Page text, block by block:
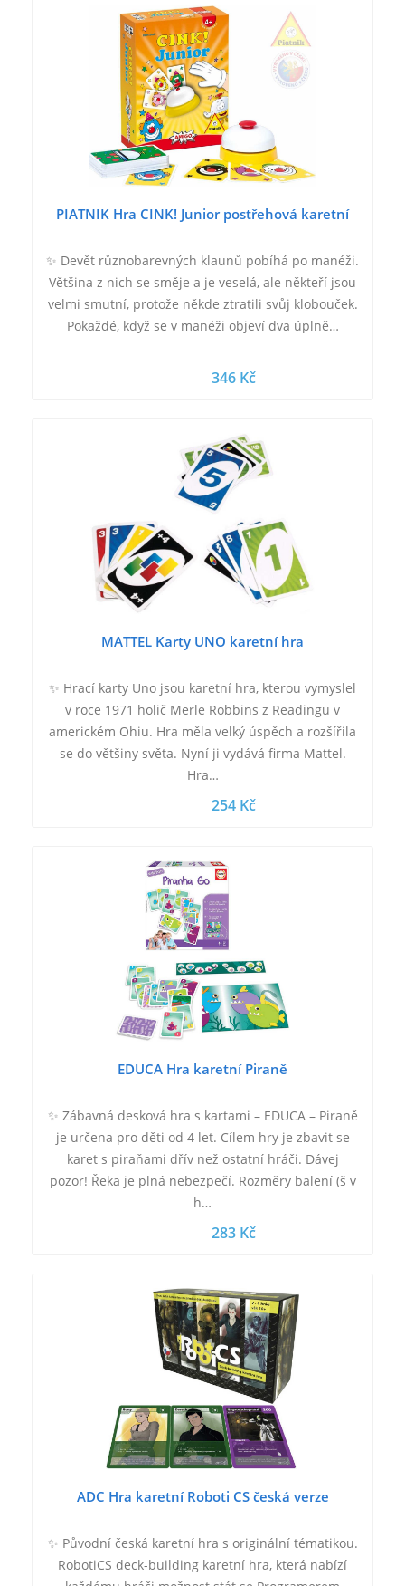
PIATNIK Hra CINK! Junior postřehová karetní
✨ Devět různobarevných klaunů pobíhá po manéži.
Většina z nich se směje a je veselá, ale někteří jsou
velmi smutní, protože někde ztratili svůj klobouček.
Pokaždé, když se v manéži objeví dva úplně…
346 Kč
MATTEL Karty UNO karetní hra
✨ Hrací karty Uno jsou karetní hra, kterou vymyslel
v roce 1971 holič Merle Robbins z Readingu v
americkém Ohiu. Hra měla velký úspěch a rozšířila
se do většiny světa. Nyní ji vydává firma Mattel.
Hra…
254 Kč
EDUCA Hra karetní Piraně
✨ Zábavná desková hra s kartami – EDUCA – Piraně
je určena pro děti od 4 let. Cílem hry je zbavit se
karet s piraňami dřív než ostatní hráči. Dávej
pozor! Řeka je plná nebezpečí. Rozměry balení (š v
h…
283 Kč
ADC Hra karetní Roboti CS česká verze
✨ Původní česká karetní hra s originální tématikou.
RobotiCS deck-building karetní hra, která nabízí